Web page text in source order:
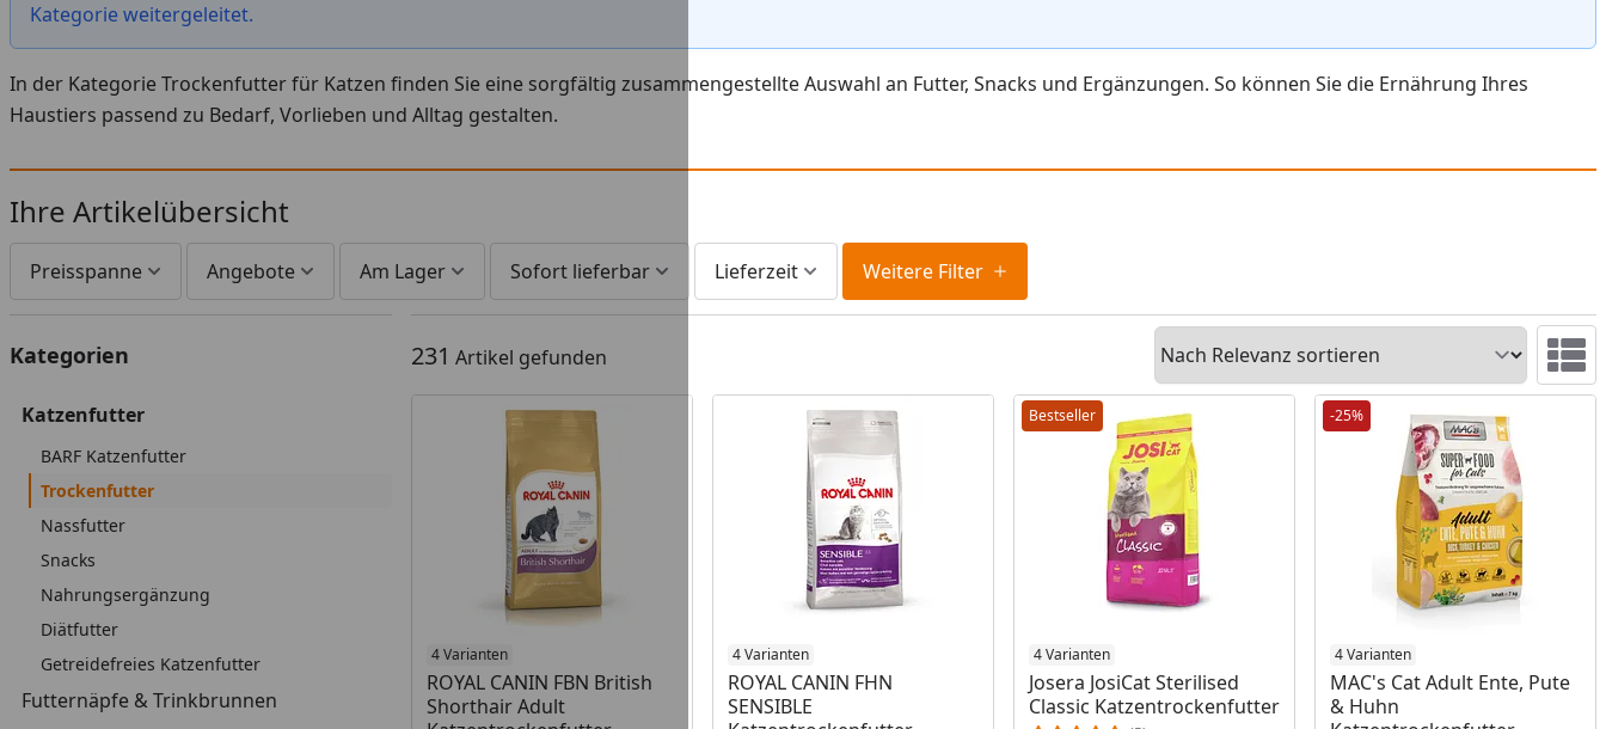
Kategorie weitergeleitet.
In der Kategorie Trockenfutter für Katzen finden Sie eine sorgfältig zusammengestellte Auswahl an Futter, Snacks und Ergänzungen. So können Sie die Ernährung Ihres
Haustiers passend zu Bedarf, Vorlieben und Alltag gestalten.
Ihre Artikelübersicht
Preisspanne Angebote Am Lager Sofort lieferbar Lieferzeit Weitere Filter
Kategorien
Katzenfutter
BARF Katzenfutter
Trockenfutter
Nassfutter
Snacks
Nahrungsergänzung
Diätfutter
Getreidefreies Katzenfutter
Futternäpfe & Trinkbrunnen
231 Artikel gefunden
Sortieren
4 Varianten
ROYAL CANIN FBN British
Shorthair Adult
4 Varianten
ROYAL CANIN FHN
SENSIBLE
Bestseller
4 Varianten
Josera JosiCat Sterilised
Classic Katzentrockenfutter
Produkt am Lager
-25%
4 Varianten
MAC's Cat Adult Ente, Pute
& Huhn
Produkt am Lager